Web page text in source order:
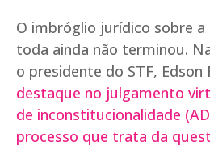
O imbróglio jurídico sobre a
toda ainda não terminou.
o presidente do STF, Edson
destaque no julgamento
de inconstitucionalidade
processo que trata da